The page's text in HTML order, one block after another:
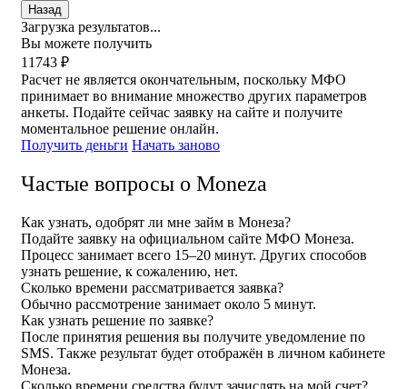
Назад
Загрузка результатов...
Вы можете получить
11743 ₽
Расчет не является окончательным, поскольку МФО
принимает во внимание множество других параметров
анкеты. Подайте сейчас заявку на сайте и получите
моментальное решение онлайн.
Получить деньги Начать заново
Частые вопросы о Moneza
Как узнать, одобрят ли мне займ в Монеза?
Подайте заявку на официальном сайте МФО Монеза.
Процесс занимает всего 15–20 минут. Других способов
узнать решение, к сожалению, нет.
Сколько времени рассматривается заявка?
Обычно рассмотрение занимает около 5 минут.
Как узнать решение по заявке?
После принятия решения вы получите уведомление по
SMS. Также результат будет отображён в личном кабинете
Монеза.
Сколько времени средства будут зачислять на мой счет?